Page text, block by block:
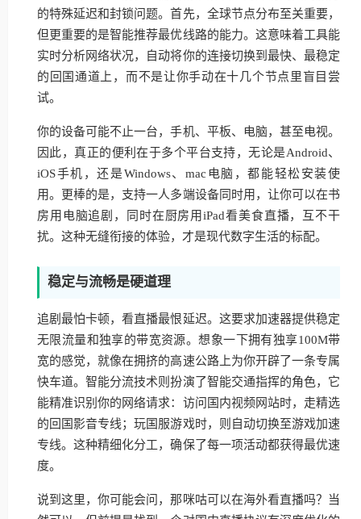
的特殊延迟和封锁问题。首先，全球节点分布至关重要，
但更重要的是智能推荐最优线路的能力。这意味着工具能
实时分析网络状况，自动将你的连接切换到最快、最稳定
的回国通道上，而不是让你手动在十几个节点里盲目尝
试。
你的设备可能不止一台，手机、平板、电脑，甚至电视。
因此，真正的便利在于多个平台支持，无论是Android、
iOS手机，还是Windows、mac电脑，都能轻松安装使
用。更棒的是，支持一人多端设备同时用，让你可以在书
房用电脑追剧，同时在厨房用iPad看美食直播，互不干
扰。这种无缝衔接的体验，才是现代数字生活的标配。
稳定与流畅是硬道理
追剧最怕卡顿，看直播最恨延迟。这要求加速器提供稳定
无限流量和独享的带宽资源。想象一下拥有独享100M带
宽的感觉，就像在拥挤的高速公路上为你开辟了一条专属
快车道。智能分流技术则扮演了智能交通指挥的角色，它
能精准识别你的网络请求：访问国内视频网站时，走精选
的回国影音专线；玩国服游戏时，则自动切换至游戏加速
专线。这种精细化分工，确保了每一项活动都获得最优速
度。
说到这里，你可能会问，那咪咕可以在海外看直播吗？当